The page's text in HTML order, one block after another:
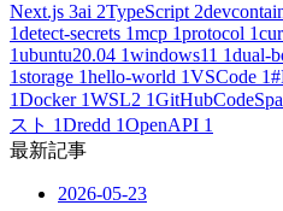
Next.js 3ai 2TypeScript 2
1detect-secrets 1mcp 1protocol 1
1ubuntu20.04 1windows11 1dual-
1storage 1hello-world 1VSCode 1
1Docker 1WSL2 1
スト 1Dredd 1OpenAPI 1
最新記事
2026-05-23